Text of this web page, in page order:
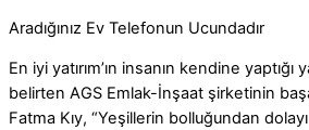
Aradığınız Ev Telefonun Ucundadır
En iyi yatırım’ın insanın kendine yaptığı
belirten AGS Emlak-İnşaat şirketinin
Fatma Kıy, “Yeşillerin bolluğundan